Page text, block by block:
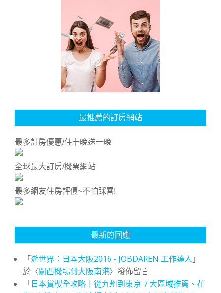
最推薦的訂房網站
最多訂房優惠/住十晚送一晚
全球最大訂房/機票網站
最多網友住房評價~不怕踩雷!
最新的回應
「遊世界：日本大阪2016 - JOBDAREN 工作達人 」
於〈關西機場到大阪南港〉發佈留言
「日本賞櫻全攻略｜從九州到東京 7 大區域推薦、花